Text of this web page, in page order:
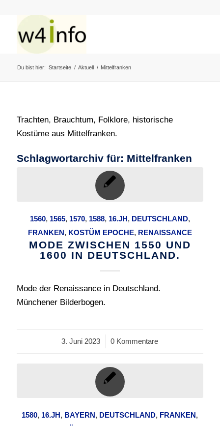
Du bist hier: Startseite / Aktuell / Mittelfranken
Trachten, Brauchtum, Folklore, historische
Kostüme aus Mittelfranken.
Schlagwortarchiv für: Mittelfranken
1560, 1565, 1570, 1588, 16.JH, DEUTSCHLAND,
FRANKEN, KOSTÜM EPOCHE, RENAISSANCE
MODE ZWISCHEN 1550 UND
1600 IN DEUTSCHLAND.
Mode der Renaissance in Deutschland.
Münchener Bilderbogen.
3. Juni 2023
/ 0 Kommentare
1580, 16.JH, BAYERN, DEUTSCHLAND, FRANKEN,